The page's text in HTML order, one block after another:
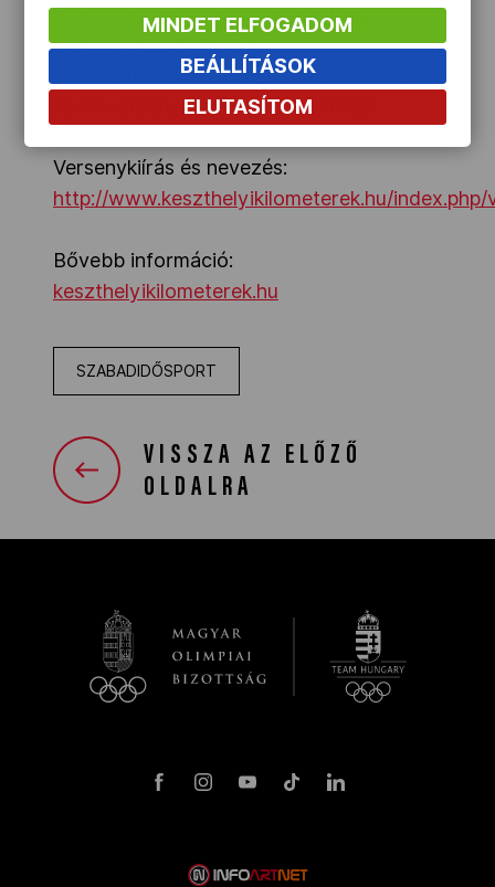
A Balaton-parti városban a kétnapos
rendezvény alkalmával
kísérőrendezvényekre, gyermekeknek kiírt
rövid versenyekre is sor kerül majd.
Versenykiírás és nevezés:
http://www.keszthelyikilometerek.hu/index.php/
Bővebb információ:
keszthelyikilometerek.hu
SZABADIDŐSPORT
VISSZA AZ ELŐZŐ
OLDALRA
MINDET ELFOGADOM
BEÁLLÍTÁSOK
ELUTASÍTOM